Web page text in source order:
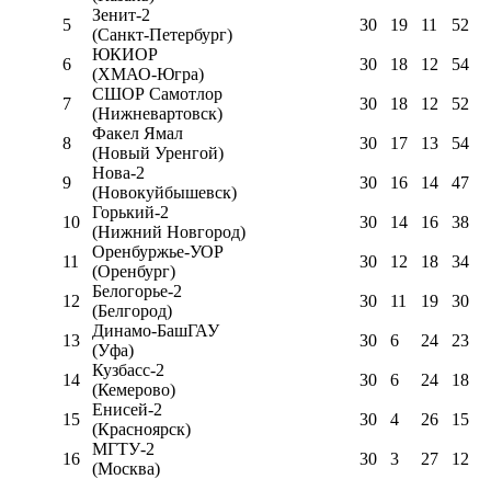
5
Зенит-2
(Санкт-Петербург)
30 19 11 52
6
ЮКИОР
(ХМАО-Югра)
30 18 12 54
7
СШОР Самотлор
(Нижневартовск)
30 18 12 52
8
Факел Ямал
(Новый Уренгой)
30 17 13 54
9
Нова-2
(Новокуйбышевск)
30 16 14 47
10
Горький-2
(Нижний Новгород)
30 14 16 38
11
Оренбуржье-УОР
(Оренбург)
30 12 18 34
12
Белогорье-2
(Белгород)
30 11 19 30
13
Динамо-БашГАУ
(Уфа)
30 6 24 23
14
Кузбасс-2
(Кемерово)
30 6 24 18
15
Енисей-2
(Красноярск)
30 4 26 15
16
МГТУ-2
(Москва)
30 3 27 12